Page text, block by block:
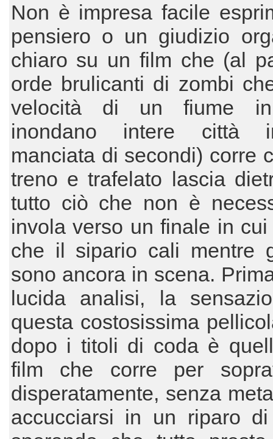
Non è impresa facile
pensiero o un giudizio
chiaro su un film che (al
orde brulicanti di zombi
velocità di un fiume
inondano intere città
manciata di secondi) corre
treno e trafelato lascia
tutto ciò che non è
invola verso un finale in cui
che il sipario cali mentre
sono ancora in scena.
lucida analisi, la
questa costosissima
dopo i titoli di coda è
film che corre per
disperatamente, senza
accucciarsi in un riparo di